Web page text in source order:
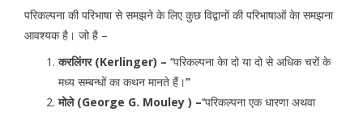
परिकल्पना की परिभाषा से समझने के लिए कुछ विद्वानों की परिभाषाओं केा समझना
आवश्यक है। जो है –
करलिंगर (Kerlinger) – ‘‘परिकल्पना केा दो या दो से अधिक चरों के
मध्य सम्बन्धों का कथन मानते हैं।’’
मोले (George G. Mouley ) –‘‘परिकल्पना एक धारणा अथवा